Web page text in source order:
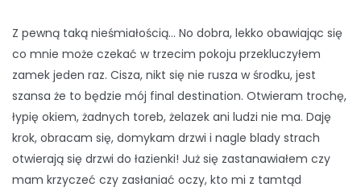
Z pewną taką nieśmiałością… No dobra, lekko obawiając się
co mnie może czekać w trzecim pokoju przekluczyłem
zamek jeden raz. Cisza, nikt się nie rusza w środku, jest
szansa że to będzie mój final destination. Otwieram trochę,
łypię okiem, żadnych toreb, żelazek ani ludzi nie ma. Daję
krok, obracam się, domykam drzwi i nagle blady strach
otwierają się drzwi do łazienki! Już się zastanawiałem czy
mam krzyczeć czy zasłaniać oczy, kto mi z tamtąd